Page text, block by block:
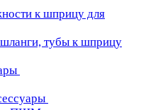
к шприцу для
тубы к шприцу